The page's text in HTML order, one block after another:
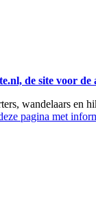
de site voor de
wandelaars en
pagina met